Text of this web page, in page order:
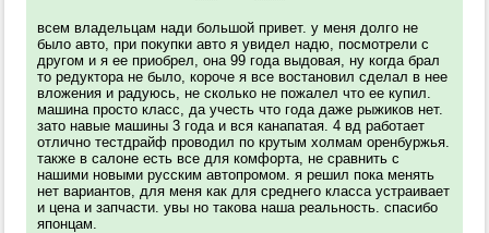
всем владельцам нади большой привет. у меня долго не
было авто, при покупки авто я увидел надю, посмотрели с
другом и я ее приобрел, она 99 года выдовая, ну когда брал
то редуктора не было, короче я все востановил сделал в нее
вложения и радуюсь, не сколько не пожалел что ее купил.
машина просто класс, да учесть что года даже рыжиков нет.
зато навые машины 3 года и вся канапатая. 4 вд работает
отлично тестдрайф проводил по крутым холмам оренбуржья.
также в салоне есть все для комфорта, не сравнить с
нашими новыми русским автопромом. я решил пока менять
нет вариантов, для меня как для среднего класса устраивает
и цена и запчасти. увы но такова наша реальность. спасибо
японцам.